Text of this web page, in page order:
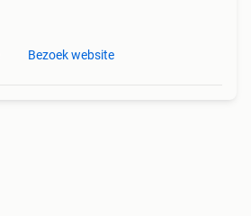
Bezoek website